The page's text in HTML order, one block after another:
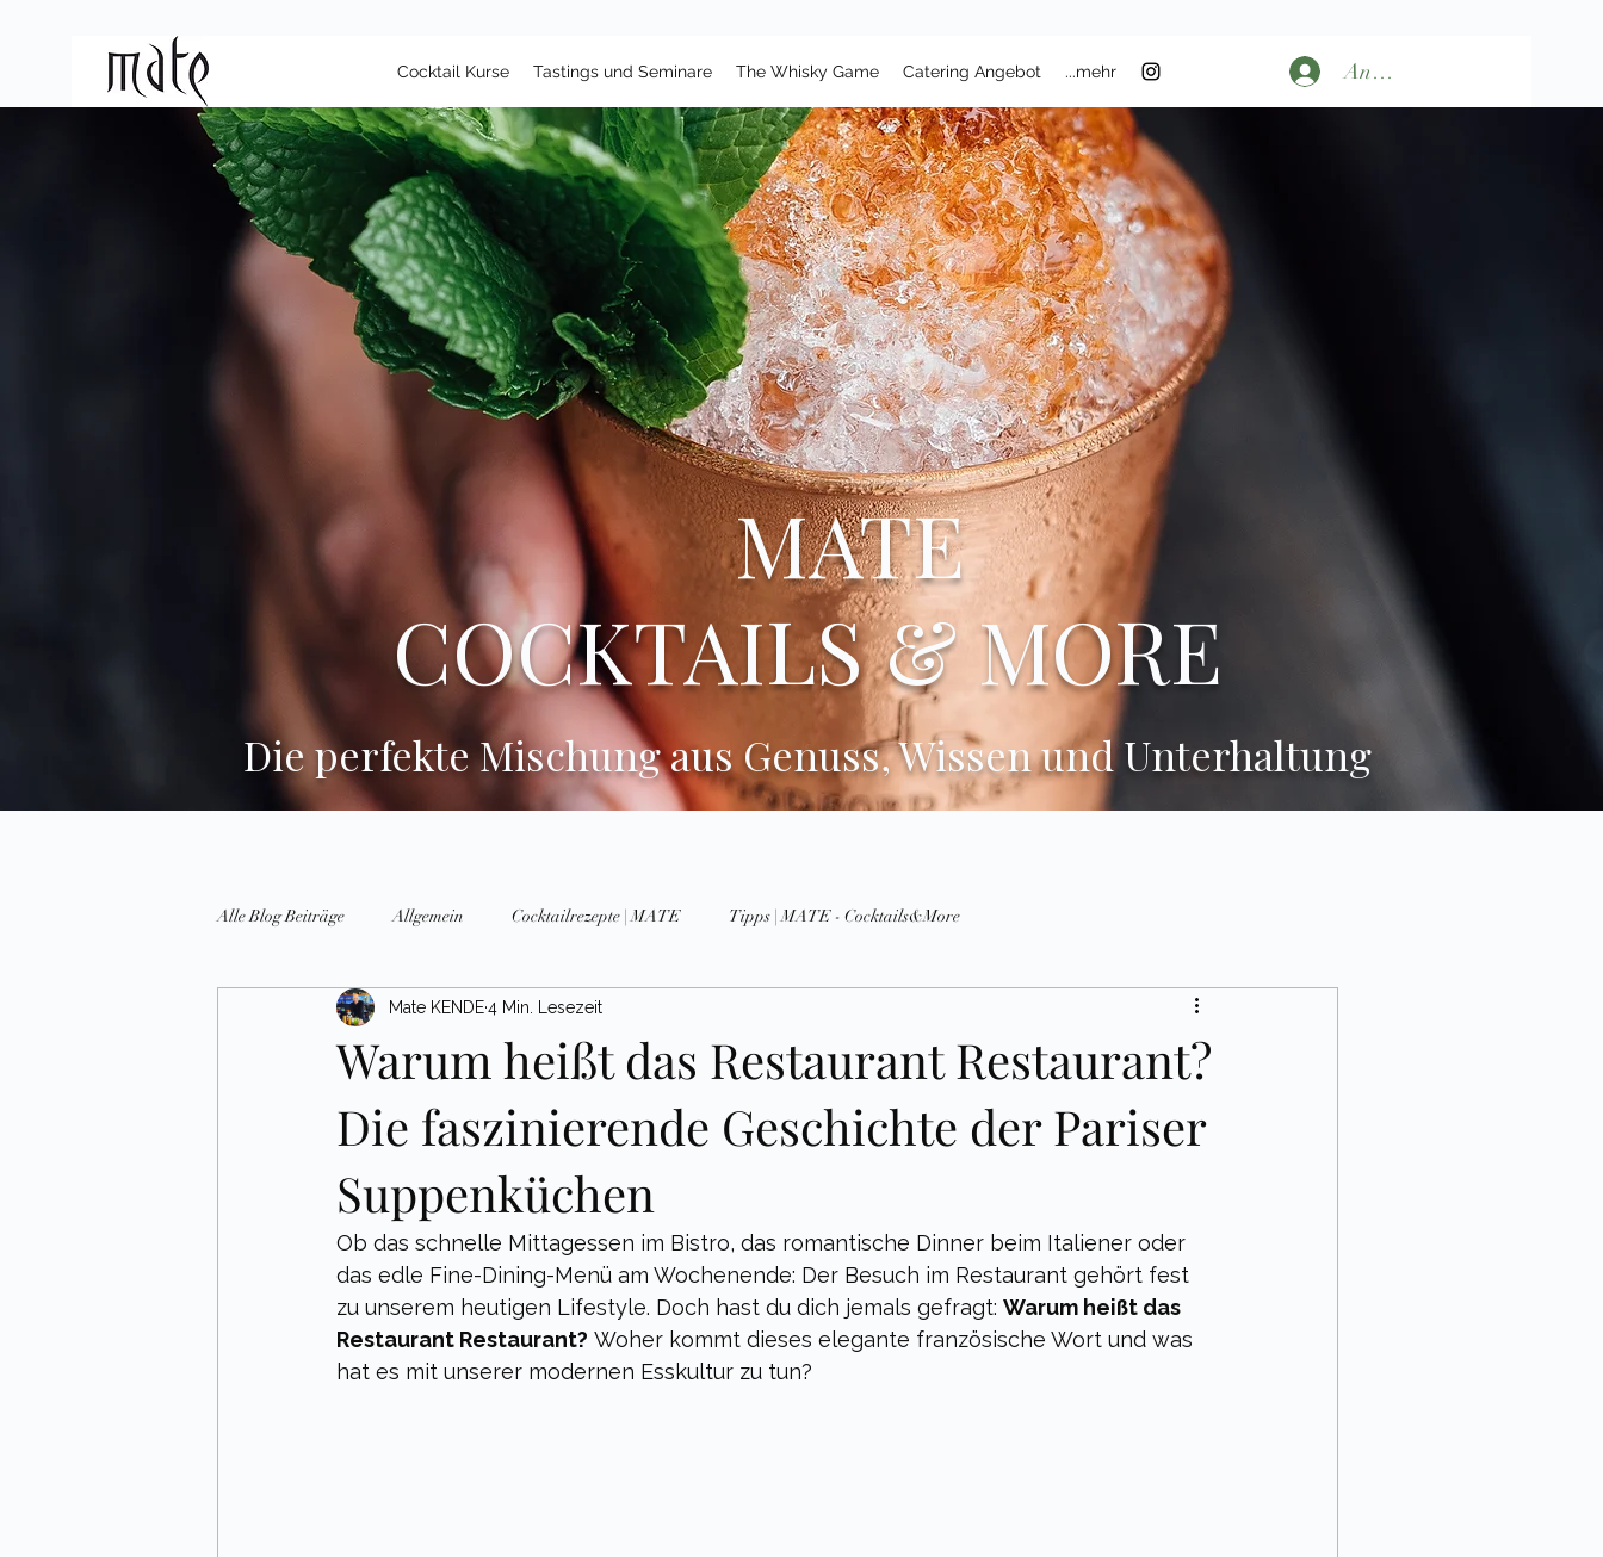
Cocktail Kurse Tastings und Seminare The Whisky Game Catering Angebot ...mehr Anmelden
Alle Blog Beiträge Allgemein Cocktailrezepte | MATE Tipps | MATE - Cocktails&More
Warum heißt das Restaurant Restaurant?
Die faszinierende Geschichte der Pariser
Suppenküchen
Mate KENDE4 Min. Lesezeit
Ob das schnelle Mittagessen im Bistro, das romantische Dinner beim Italiener oder
das edle Fine-Dining-Menü am Wochenende: Der Besuch im Restaurant gehört fest
zu unserem heutigen Lifestyle. Doch hast du dich jemals gefragt: Warum heißt das
Restaurant Restaurant? Woher kommt dieses elegante französische Wort und was
hat es mit unserer modernen Esskultur zu tun?
MATE
COCKTAILS & MORE
Die perfekte Mischung aus Genuss, Wissen und Unterhaltung